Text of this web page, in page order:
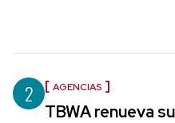
2 AGENCIAS
TBWA renueva